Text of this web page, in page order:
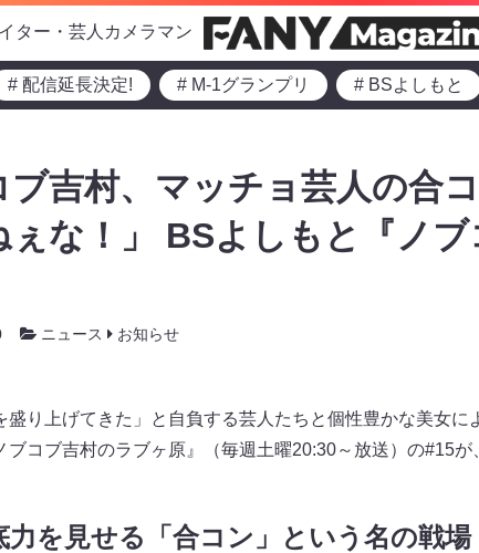
ター・芸人カメラマン
# 配信延長決定! # M-1グランプリ # BSよしもと
ブ吉村、マッチョ芸人の合
ぇな！」 BSよしもと『ノ
ニュース お知らせ
盛り上げてきた」と自負する芸人たちと個性豊かな美女
ブコブ吉村のラブヶ原』（毎週土曜20:30～放送）の#15が
力を見せる「合コン」という名の戦場